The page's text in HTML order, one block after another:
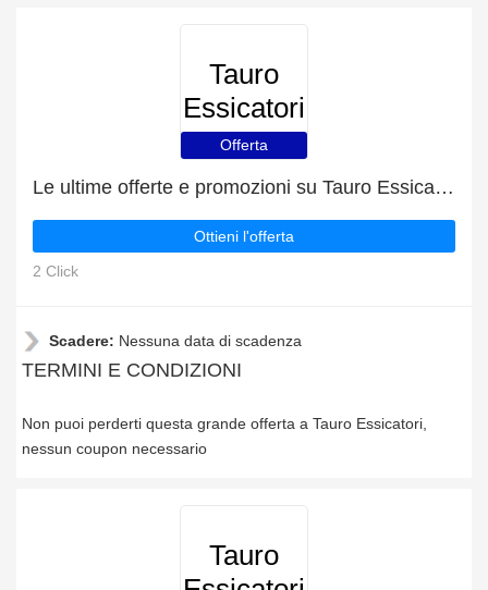
Tauro
Essicatori
Offerta
Le ultime offerte e promozioni su Tauro Essicatori
Ottieni l'offerta
2 Click
Scadere: Nessuna data di scadenza
TERMINI E CONDIZIONI
Non puoi perderti questa grande offerta a Tauro Essicatori,
nessun coupon necessario
Tauro